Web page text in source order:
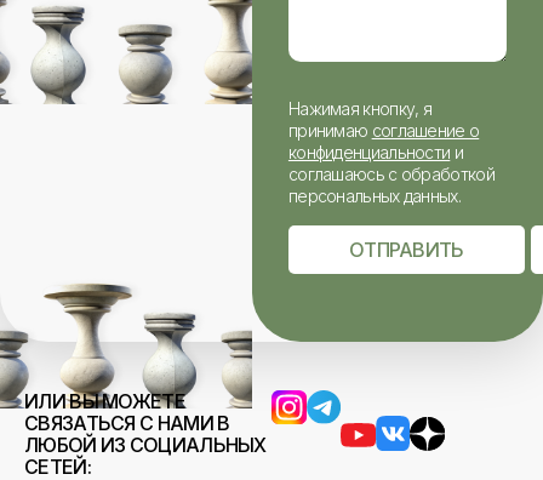
Нажимая кнопку, я
принимаю соглашение о
конфиденциальности и
соглашаюсь с обработкой
персональных данных.
ОТПРАВИТЬ
ИЛИ ВЫ МОЖЕТЕ
СВЯЗАТЬСЯ С НАМИ В
ЛЮБОЙ ИЗ СОЦИАЛЬНЫХ
СЕТЕЙ: